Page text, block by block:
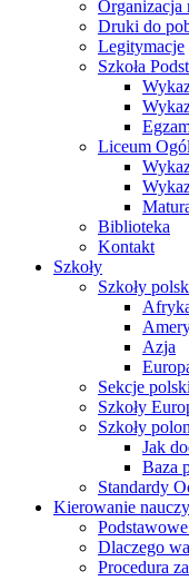
Organizacja
Druki do
Legitymacje
Szkoła
Liceum
Biblioteka
Kontakt
Szkoły
Szkoły
Azja
Sekcje
Szkoły
Szkoły
Jak
Baza
Standardy
Kierowanie
Dlaczego
Procedura